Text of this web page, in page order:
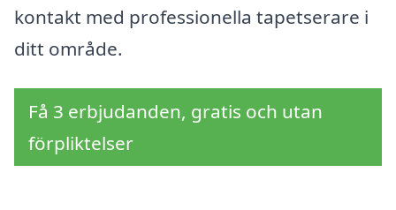
kontakt med professionella tapetserare i
ditt område.
Få 3 erbjudanden, gratis och utan
förpliktelser